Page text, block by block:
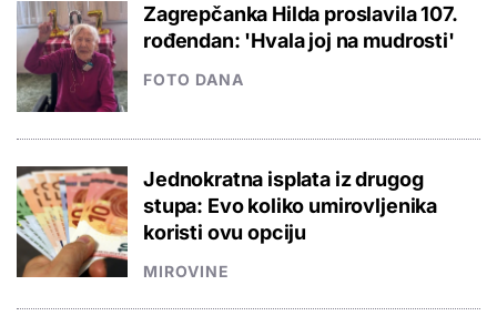
Zagrepčanka Hilda proslavila 107.
rođendan: 'Hvala joj na mudrosti'
FOTO DANA
Jednokratna isplata iz drugog
stupa: Evo koliko umirovljenika
koristi ovu opciju
MIROVINE